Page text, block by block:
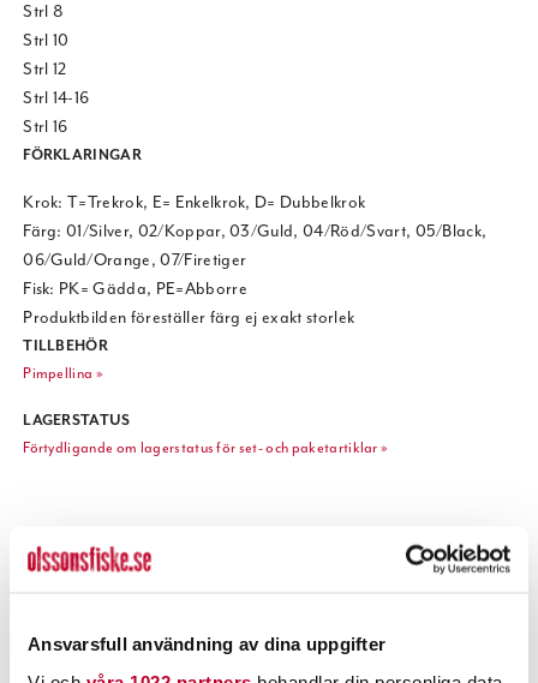
Ansvarsfull användning av dina uppgifter
Strl 8
Strl 10
Strl 12
Strl 14-16
Strl 16
FÖRKLARINGAR
Krok: T=Trekrok, E= Enkelkrok, D= Dubbelkrok
Färg: 01/Silver, 02/Koppar, 03/Guld, 04/Röd/Svart, 05/Black,
06/Guld/Orange, 07/Firetiger
Fisk: PK= Gädda, PE=Abborre
Produktbilden föreställer färg ej exakt storlek
TILLBEHÖR
Pimpellina »
LAGERSTATUS
Förtydligande om lagerstatus för set- och paketartiklar »
POPULÄRT JUST NU